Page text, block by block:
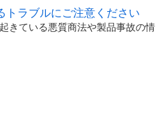
トラブルにご注意ください
きている悪質商法や製品事故の情